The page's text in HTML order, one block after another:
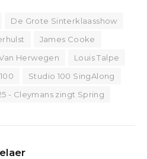
De Grote Sinterklaasshow
James Cooke
Herwegen
Louis Talpe
Studio 100 SingAlong
- Cleymans zingt Spring